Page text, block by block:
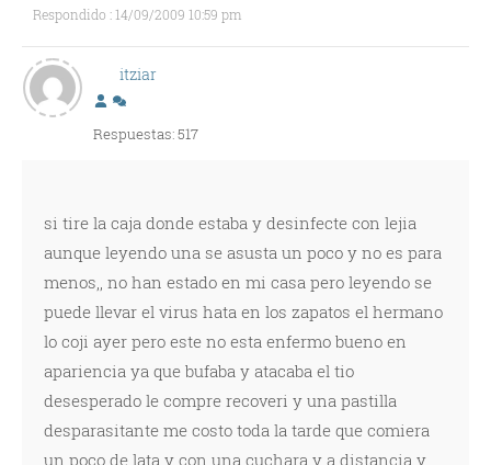
Respondido : 14/09/2009 10:59 pm
itziar
Respuestas: 517
si tire la caja donde estaba y desinfecte con lejia
aunque leyendo una se asusta un poco y no es para
menos,, no han estado en mi casa pero leyendo se
puede llevar el virus hata en los zapatos el hermano
lo coji ayer pero este no esta enfermo bueno en
apariencia ya que bufaba y atacaba el tio
desesperado le compre recoveri y una pastilla
desparasitante me costo toda la tarde que comiera
un poco de lata y con una cuchara y a distancia y